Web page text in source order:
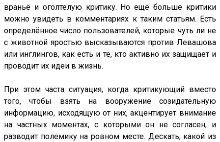
враньё и оголтелую критику. Но ещё больше критики
можно увидеть в комментариях к таким статьям. Есть
определённое число пользователей, которые чуть ли не
с животной яростью высказываются против Левашова
или инглингов, как есть и те, кто активно их защищает и
проводит их идеи в жизнь.
При этом часта ситуация, когда критикующий вместо
того, чтобы взять на вооружение созидательную
информацию, исходящую от них, акцентирует внимание
на частных моментах, с которыми он не согласен, и
разводит полемику на ровном месте. Дескать, какой из